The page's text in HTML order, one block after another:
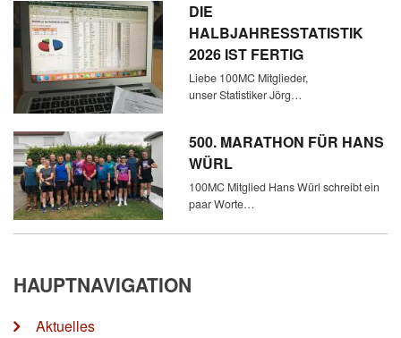
DIE
HALBJAHRESSTATISTIK
2026 IST FERTIG
Liebe 100MC Mitglieder,
unser Statistiker Jörg…
500. MARATHON FÜR HANS
WÜRL
100MC Mitglied Hans Würl schreibt ein
paar Worte…
HAUPTNAVIGATION
Aktuelles